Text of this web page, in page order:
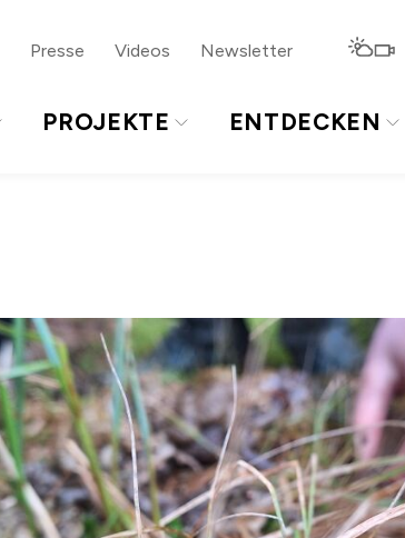
Presse Videos Newsletter
PROJEKTE ENTDECKEN